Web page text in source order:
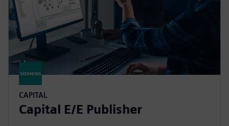
CAPITAL
Capital E/E Publisher